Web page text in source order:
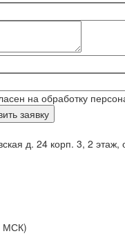
на обработку
д. 24 корп. 3, 2
МСК)